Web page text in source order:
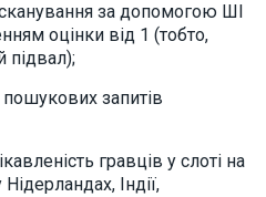
за допомогою ШІ
оцінки від 1 (тобто,
підвал);
запитів
гравців у слоті на
Індії,